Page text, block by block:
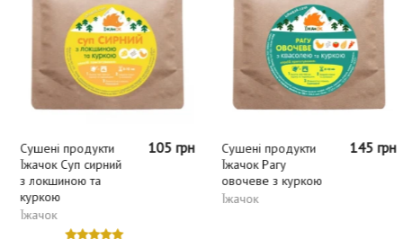
Сушені продукти
Їжачок Суп сирний
з локшиною та
куркою
Їжачок
105 грн
Сушені продукти
Їжачок Рагу
овочеве з куркою
Їжачок
145 грн